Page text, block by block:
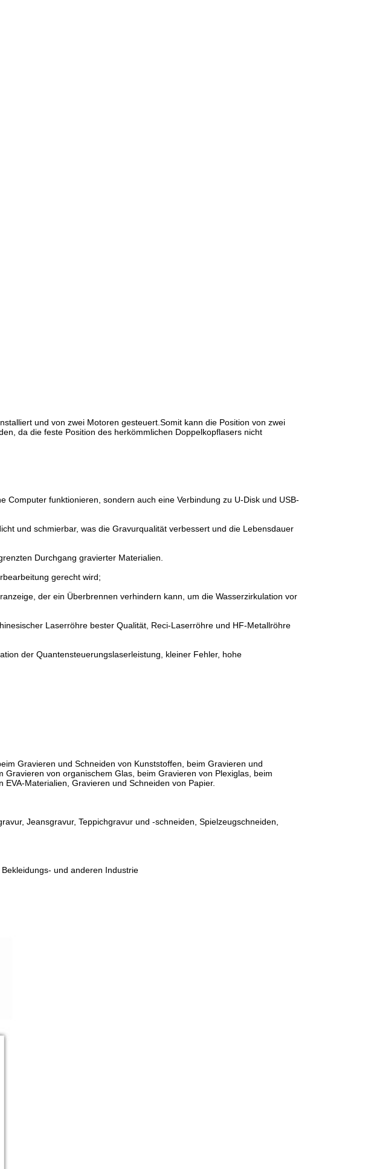
und von zwei Motoren gesteuert.Somit kann die Position von zwei
da die feste Position des herkömmlichen Doppelkopflasers nicht
Computer funktionieren, sondern auch eine Verbindung zu U-Disk und USB-
und schmierbar, was die Gravurqualität verbessert und die Lebensdauer
Durchgang gravierter Materialien.
gerecht wird;
der ein Überbrennen verhindern kann, um die Wasserzirkulation vor
Laserröhre bester Qualität, Reci-Laserröhre und HF-Metallröhre
der Quantensteuerungslaserleistung, kleiner Fehler, hohe
Gravieren und Schneiden von Kunststoffen, beim Gravieren und
von organischem Glas, beim Gravieren von Plexiglas, beim
Materialien, Gravieren und Schneiden von Papier.
Jeansgravur, Teppichgravur und -schneiden, Spielzeugschneiden,
und anderen Industrie